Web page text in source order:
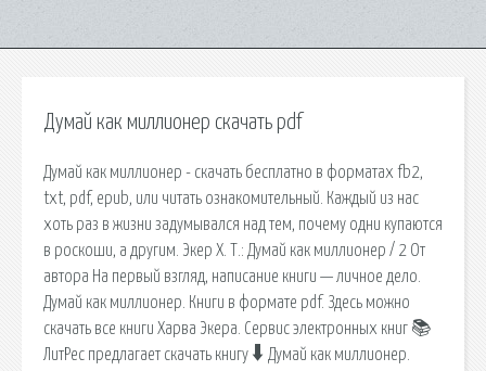
Думай как миллионер скачать pdf
Думай как миллионер - скачать бесплатно в форматах fb2,
txt, pdf, epub, или читать ознакомительный. Каждый из нас
хоть раз в жизни задумывался над тем, почему одни купаются
в роскоши, а другим. Экер Х. Т.: Думай как миллионер / 2 От
автора На первый взгляд, написание книги — личное дело.
Думай как миллионер. Книги в формате pdf. Здесь можно
скачать все книги Харва Экера. Сервис электронных книг 📚
ЛитРес предлагает скачать книгу 🠳 Думай как миллионер.